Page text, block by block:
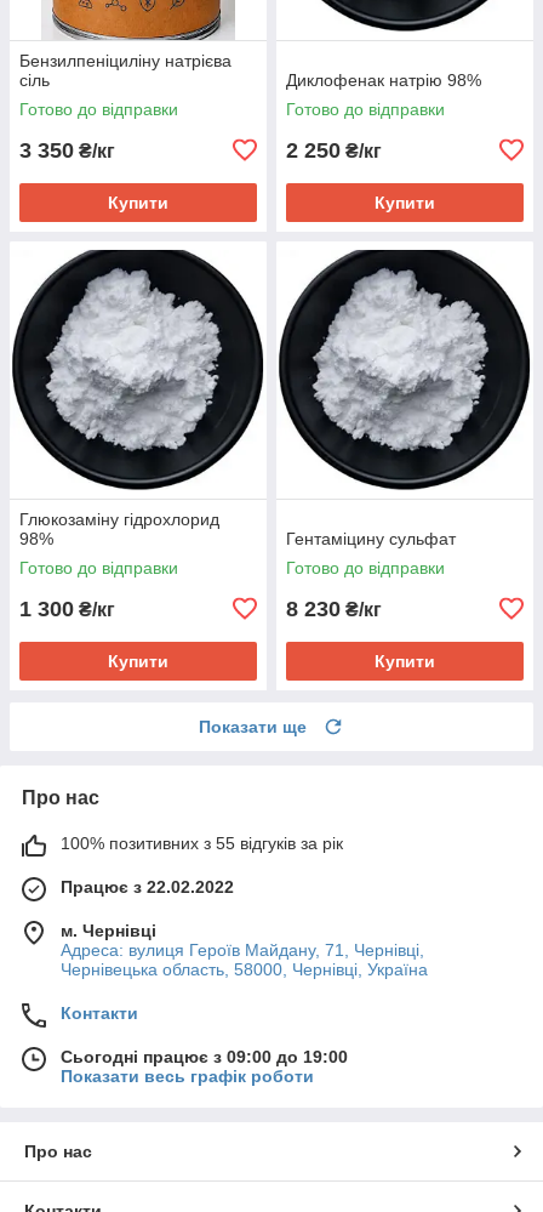
Бензилпеніциліну натрієва
сіль
Готово до відправки
3 350 ₴/кг
Купити
Диклофенак натрію 98%
Готово до відправки
2 250 ₴/кг
Купити
Глюкозаміну гідрохлорид
98%
Готово до відправки
1 300 ₴/кг
Купити
Гентаміцину сульфат
Готово до відправки
8 230 ₴/кг
Купити
Показати ще
Про нас
100% позитивних з 55 відгуків за рік
Працює з 22.02.2022
м. Чернівці
Адреса: вулиця Героїв Майдану, 71, Чернівці,
Чернівецька область, 58000, Чернівці, Україна
Контакти
Сьогодні працює з 09:00 до 19:00
Показати весь графік роботи
Про нас